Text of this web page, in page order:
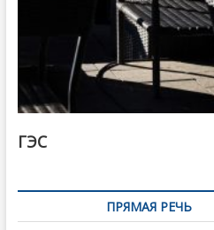
ГЭС
ПРЯМАЯ РЕЧЬ